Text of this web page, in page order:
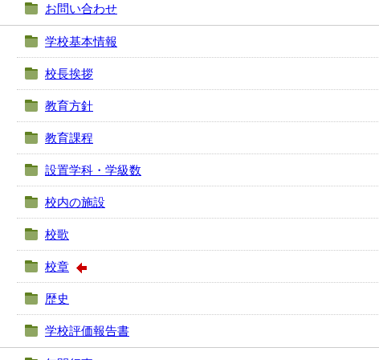
お問い合わせ
学校基本情報
校長挨拶
教育方針
教育課程
設置学科・学級数
校内の施設
校歌
校章
歴史
学校評価報告書